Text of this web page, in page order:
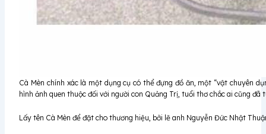
Cà Mèn chính xác là một dụng cụ có thể đựng đồ ăn, một “vật chuyên
hình ảnh quen thuộc đối với người con Quảng Trị, tuổi thơ chắc ai cũng đã
Lấy tên Cà Mèn để đặt cho thương hiệu, bởi lẽ anh Nguyễn Đức Nhật